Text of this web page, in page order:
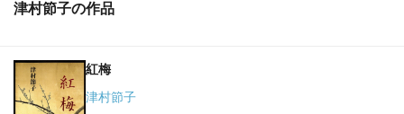
津村節子の作品
紅梅
津村節子